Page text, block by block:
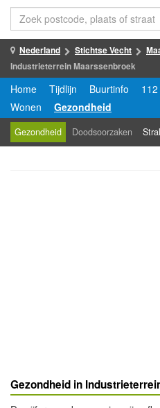
Nederland Stichtse Vecht
Industrieterrein Maarssenbroek
Home Tijdlijn Buurtinfo 112
Wonen
Gezondheid
Gezondheid Doodsoorzaken
Gezondheid in